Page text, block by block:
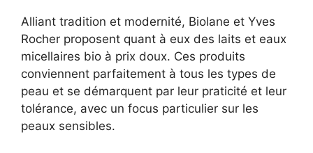
Alliant tradition et modernité, Biolane et Yves
Rocher proposent quant à eux des laits et eaux
micellaires bio à prix doux. Ces produits
conviennent parfaitement à tous les types de
peau et se démarquent par leur praticité et leur
tolérance, avec un focus particulier sur les
peaux sensibles.